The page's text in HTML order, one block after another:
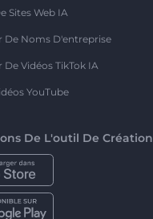
Sites Web IA
De Noms D'entreprise
De Vidéos TikTok IA
YouTube
De L'outil De